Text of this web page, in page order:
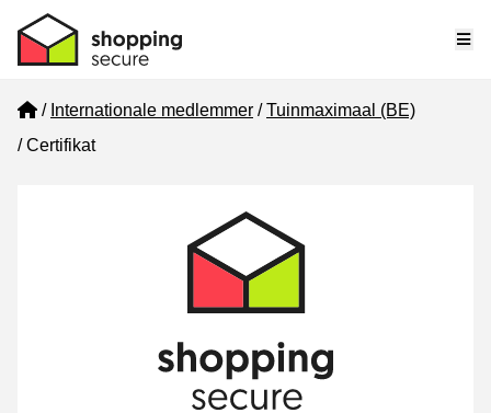
Home
Internationale medlemmer
Tuinmaximaal (BE)
Certifikat